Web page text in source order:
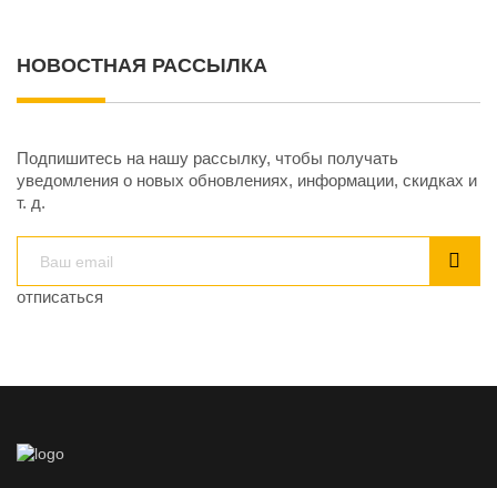
НОВОСТНАЯ РАССЫЛКА
Подпишитесь на нашу рассылку, чтобы получать
уведомления о новых обновлениях, информации, скидках и
т. д.
отписаться